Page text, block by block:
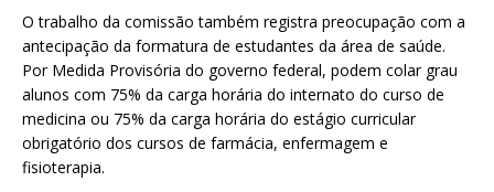
O trabalho da comissão também registra preocupação com a
antecipação da formatura de estudantes da área de saúde.
Por Medida Provisória do governo federal, podem colar grau
alunos com 75% da carga horária do internato do curso de
medicina ou 75% da carga horária do estágio curricular
obrigatório dos cursos de farmácia, enfermagem e
fisioterapia.